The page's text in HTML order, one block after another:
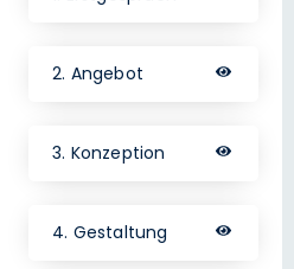
2. Angebot
3. Konzeption
4. Gestaltung